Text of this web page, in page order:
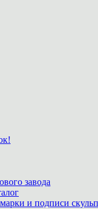
завода
и подписи